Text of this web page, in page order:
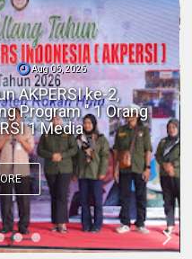
Aug 06, 2026
Inhil dan
Sinergi Tangani
di Tembilahan